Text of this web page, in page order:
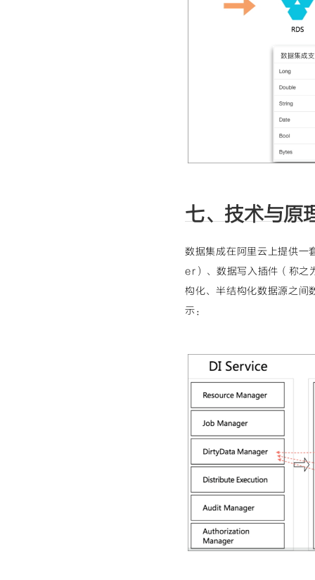
七、技术与原
数据集成在阿里云上提供一
er）、数据写入插件（称之
构化、半结构化数据源之间
示：